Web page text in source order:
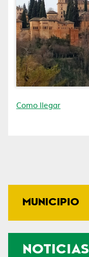
MUNICIPIO
NOTICIAS
Como llegar